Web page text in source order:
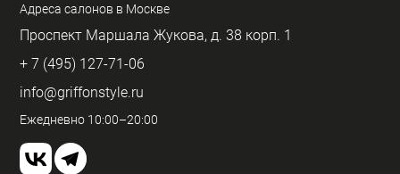
Адреса салонов в Москве
Проспект Маршала Жукова, д. 38 корп. 1
+ 7 (495) 127-71-06
info@griffonstyle.ru
Ежедневно 10:00–20:00